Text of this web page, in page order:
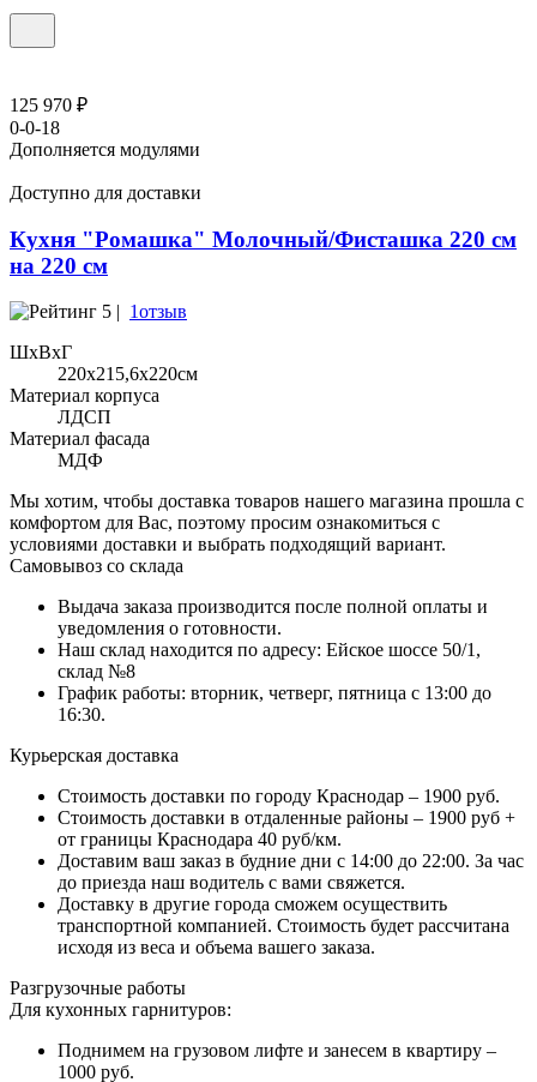
125 970 ₽
0-0-18
Дополняется модулями
Доступно для доставки
Кухня "Ромашка" Молочный/Фисташка 220 см
на 220 см
5 | 1отзыв
ШхВхГ
220x215,6х220см
Материал корпуса
ЛДСП
Материал фасада
МДФ
Мы хотим, чтобы доставка товаров нашего магазина прошла с
комфортом для Вас, поэтому просим ознакомиться с
условиями доставки и выбрать подходящий вариант.
Самовывоз со склада
Выдача заказа производится после полной оплаты и
уведомления о готовности.
Наш склад находится по адресу: Ейское шоссе 50/1,
склад №8
График работы: вторник, четверг, пятница с 13:00 до
16:30.
Курьерская доставка
Стоимость доставки по городу Краснодар – 1900 руб.
Стоимость доставки в отдаленные районы – 1900 руб +
от границы Краснодара 40 руб/км.
Доставим ваш заказ в будние дни с 14:00 до 22:00. За час
до приезда наш водитель с вами свяжется.
Доставку в другие города сможем осуществить
транспортной компанией. Стоимость будет рассчитана
исходя из веса и объема вашего заказа.
Разгрузочные работы
Для кухонных гарнитуров:
Поднимем на грузовом лифте и занесем в квартиру –
1000 руб.